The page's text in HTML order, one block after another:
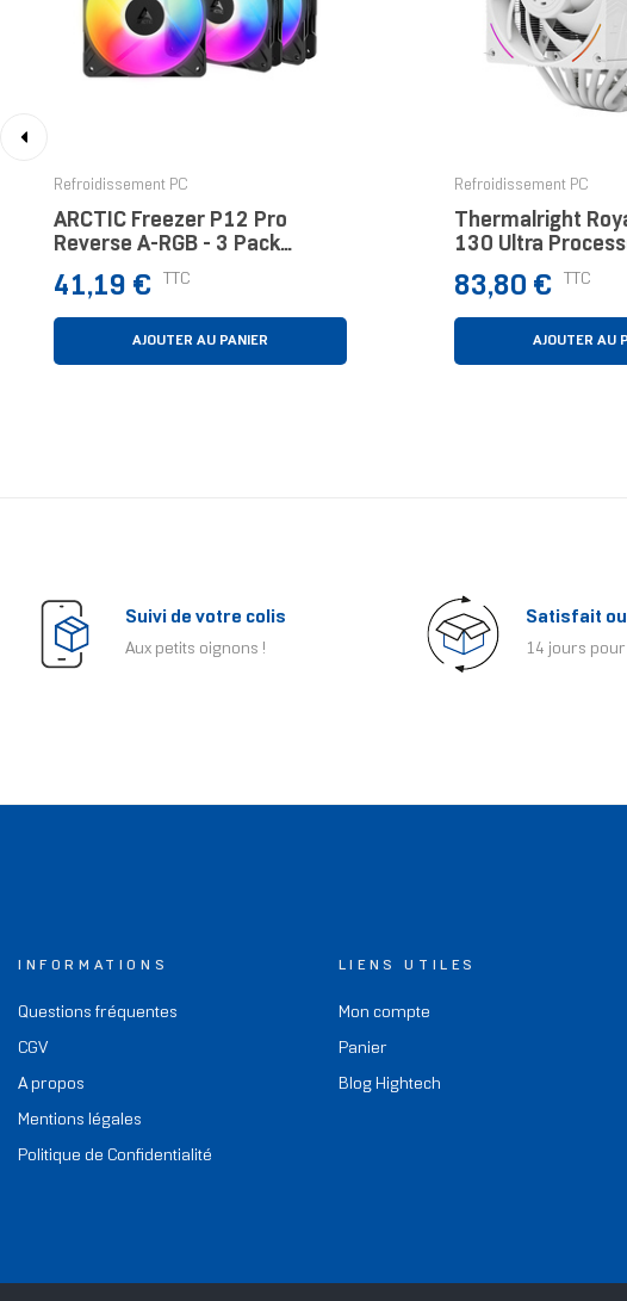
Refroidissement PC
ARCTIC Freezer P12 Pro
Reverse A-RGB - 3 Pack
Boitier PC Ventilateur 12 Cm
Noir 3 Pièce(s)
Prix
41,19 € TTC
AJOUTER AU PANIER
Refroidissement PC
Thermalright
130 Ultra
Refroidisseur
Blanc
Prix
83,80 € TTC
AJOUTER AU
Suivi de votre colis
Aux petits oignons !
Satisfait
14 jours
INFORMATIONS
Questions fréquentes
CGV
A propos
Mentions légales
Politique de Confidentialité
LIENS UTILES
Mon compte
Panier
Blog Hightech